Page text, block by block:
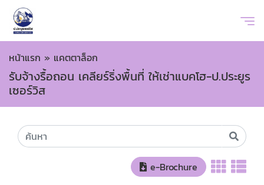
หน้าแรก » แคตตาล็อก
รับจ้างรื้อถอน เคลียร์ริ่งพื้นที่ ให้เช่าแบคโฮ-ป.ประยูร
เซอร์วิส
e-Brochure